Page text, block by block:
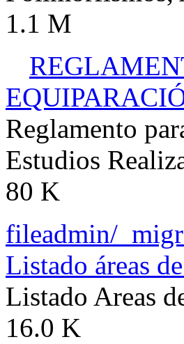
1.1 M
Reglamento
Estudios
80 K
fileadmin/
Listado áreas
Listado Areas
16.0 K